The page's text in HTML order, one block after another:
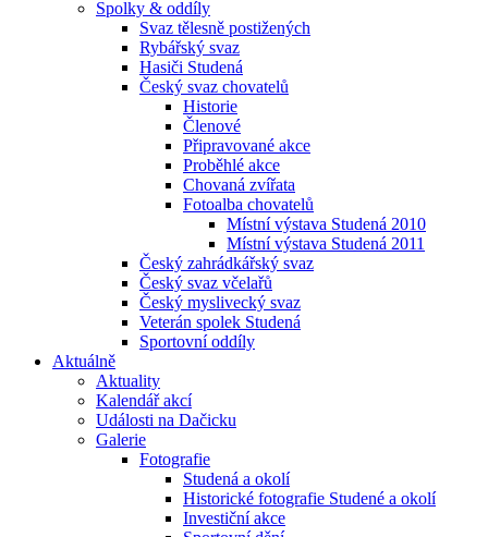
Spolky & oddíly
Svaz tělesně postižených
Rybářský svaz
Hasiči Studená
Český svaz chovatelů
Historie
Členové
Připravované akce
Proběhlé akce
Chovaná zvířata
Fotoalba chovatelů
Místní výstava Studená 2010
Místní výstava Studená 2011
Český zahrádkářský svaz
Český svaz včelařů
Český myslivecký svaz
Veterán spolek Studená
Sportovní oddíly
Aktuálně
Aktuality
Kalendář akcí
Události na Dačicku
Galerie
Fotografie
Studená a okolí
Historické fotografie Studené a okolí
Investiční akce